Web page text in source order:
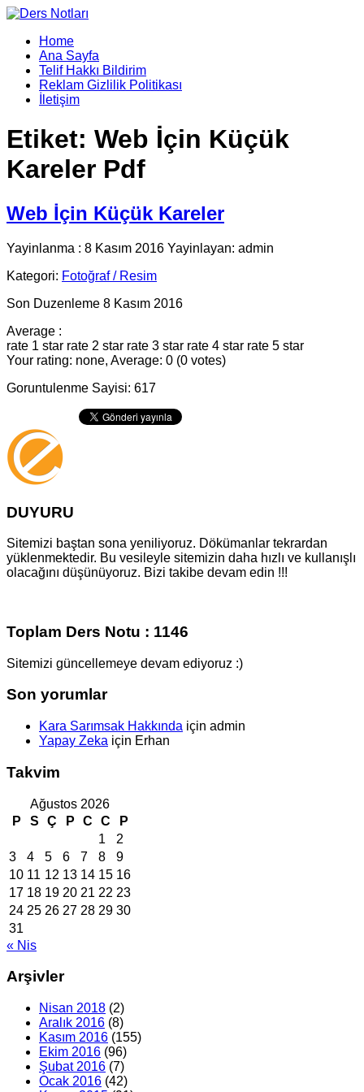
Home
Ana Sayfa
Telif Hakkı Bildirim
Reklam Gizlilik Politikası
İletişim
Etiket: Web İçin Küçük
Kareler Pdf
Web İçin Küçük Kareler
Yayinlanma : 8 Kasım 2016 Yayinlayan: admin
Kategori: Fotoğraf / Resim
Son Duzenleme 8 Kasım 2016
Average :
rate 1 star rate 2 star rate 3 star rate 4 star rate 5 star
Your rating: none, Average: 0 (0 votes)
Goruntulenme Sayisi: 617
DUYURU
Sitemizi baştan sona yeniliyoruz. Dökümanlar tekrardan
yüklenmektedir. Bu vesileyle sitemizin daha hızlı ve kullanışlı
olacağını düşünüyoruz. Bizi takibe devam edin !!!
Toplam Ders Notu : 1146
Sitemizi güncellemeye devam ediyoruz :)
Son yorumlar
Kara Sarımsak Hakkında için admin
Yapay Zeka için Erhan
Takvim
Ağustos 2026
P
S Ç P C C
P
1
2
3
4 5 6 7 8
9
10 11 12 13 14 15 16
17 18 19 20 21 22 23
24 25 26 27 28 29 30
31
« Nis
Arşivler
Nisan 2018 (2)
Aralık 2016 (8)
Kasım 2016 (155)
Ekim 2016 (96)
Şubat 2016 (7)
Ocak 2016 (42)